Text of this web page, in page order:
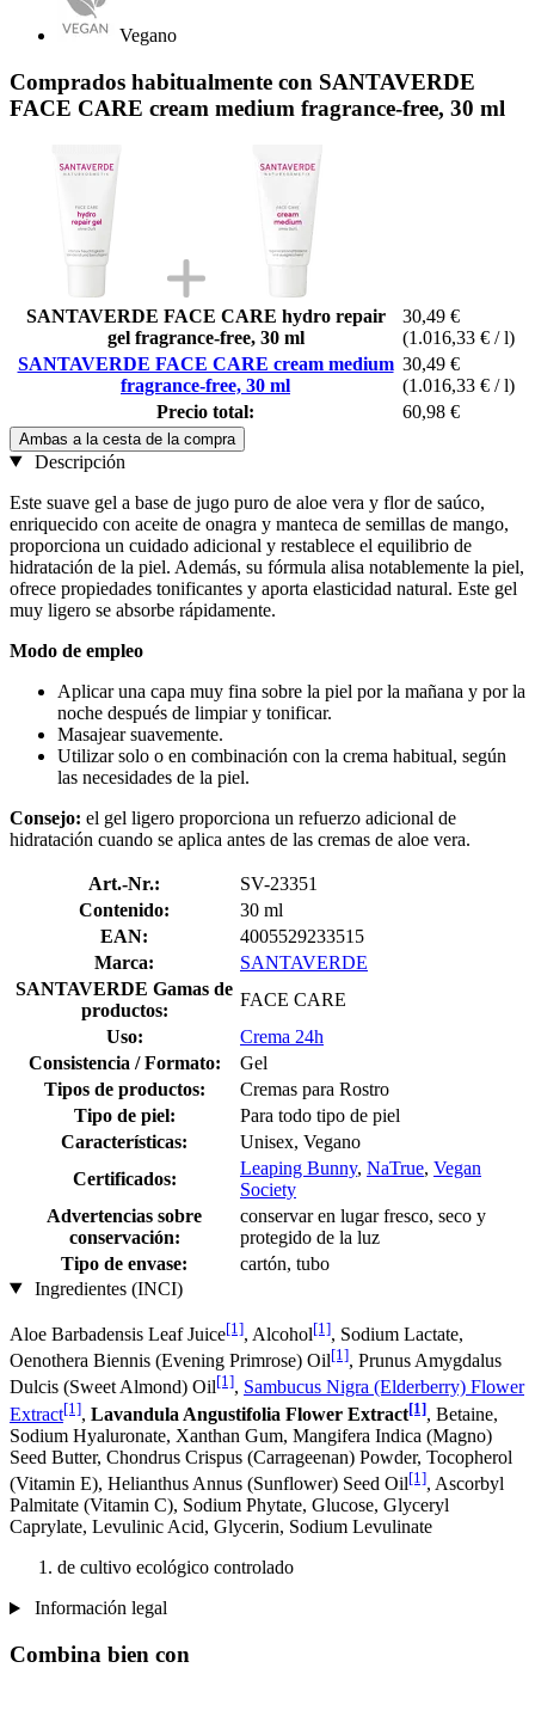
Vegano
Comprados habitualmente con SANTAVERDE
FACE CARE cream medium fragrance-free, 30 ml
SANTAVERDE FACE CARE hydro repair
gel fragrance-free, 30 ml
30,49 €
(1.016,33 € / l)
SANTAVERDE FACE CARE cream medium
fragrance-free, 30 ml
30,49 €
(1.016,33 € / l)
Precio total:
60,98 €
Ambas a la cesta de la compra
Descripción
Este suave gel a base de jugo puro de aloe vera y flor de saúco,
enriquecido con aceite de onagra y manteca de semillas de mango,
proporciona un cuidado adicional y restablece el equilibrio de
hidratación de la piel. Además, su fórmula alisa notablemente la piel,
ofrece propiedades tonificantes y aporta elasticidad natural. Este gel
muy ligero se absorbe rápidamente.
Modo de empleo
Aplicar una capa muy fina sobre la piel por la mañana y por la
noche después de limpiar y tonificar.
Masajear suavemente.
Utilizar solo o en combinación con la crema habitual, según
las necesidades de la piel.
Consejo: el gel ligero proporciona un refuerzo adicional de
hidratación cuando se aplica antes de las cremas de aloe vera.
Art.-Nr.:
SV-23351
Contenido:
30 ml
EAN:
4005529233515
Marca:
SANTAVERDE
SANTAVERDE Gamas de
productos:
FACE CARE
Uso:
Crema 24h
Consistencia / Formato:
Gel
Tipos de productos:
Cremas para Rostro
Tipo de piel:
Para todo tipo de piel
Características:
Unisex, Vegano
Certificados:
Leaping Bunny, NaTrue, Vegan
Society
Advertencias sobre
conservación:
conservar en lugar fresco, seco y
protegido de la luz
Tipo de envase:
cartón, tubo
Ingredientes (INCI)
Aloe Barbadensis Leaf Juice[1], Alcohol[1], Sodium Lactate,
Oenothera Biennis (Evening Primrose) Oil[1], Prunus Amygdalus
Dulcis (Sweet Almond) Oil[1], Sambucus Nigra (Elderberry) Flower
Extract[1], Lavandula Angustifolia Flower Extract[1], Betaine,
Sodium Hyaluronate, Xanthan Gum, Mangifera Indica (Magno)
Seed Butter, Chondrus Crispus (Carrageenan) Powder, Tocopherol
(Vitamin E), Helianthus Annus (Sunflower) Seed Oil[1], Ascorbyl
Palmitate (Vitamin C), Sodium Phytate, Glucose, Glyceryl
Caprylate, Levulinic Acid, Glycerin, Sodium Levulinate
de cultivo ecológico controlado
Información legal
Combina bien con